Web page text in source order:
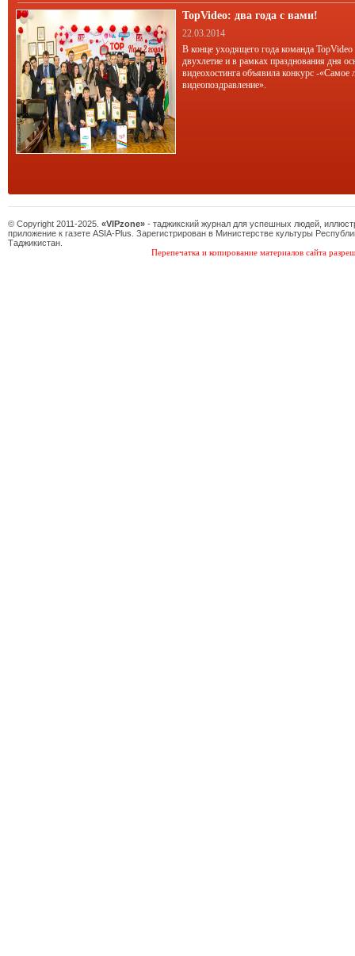
TopVideo: два года с вами!
22.03.2014
В конце уходящего года команда TopVideo
двухлетие и в рамках празднования дня
видеохостинга объявила конкурс -«Самое
видеопоздравление».
© Copyright 2011-2025. «VIPzone» - таджикский журнал для успешных людей,
приложение к газете ASIA-Plus. Зарегистрирован в Министерстве культуры
Таджикистан.
Перепечатка и копирование материалов сайта